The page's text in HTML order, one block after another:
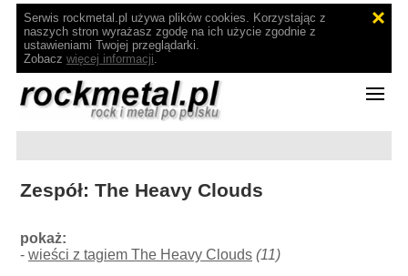
Serwis rockmetal.pl używa plików cookies. Korzystając z
naszych stron wyrażasz zgodę na ich użycie zgodnie z
ustawieniami Twojej przeglądarki.
Zobacz więcej informacji.
Zespół: The Heavy Clouds
pokaż:
-wieści z tagiem The Heavy Clouds (11)